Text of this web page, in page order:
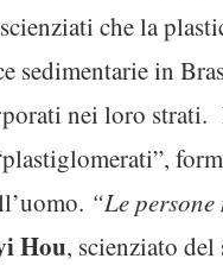
che la
sedimentarie in
nei loro strati.
“Le
Hou, scienziato del